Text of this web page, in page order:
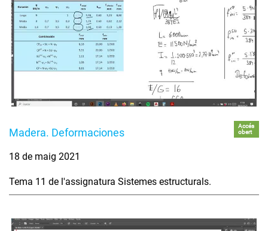
Madera. Deformaciones
Accés
obert
18 de maig 2021
Tema 11 de l'assignatura Sistemes estructurals.